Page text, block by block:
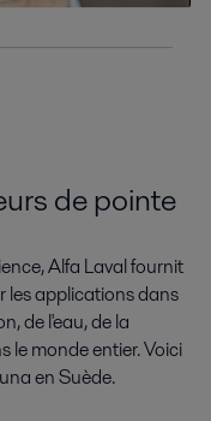
de pointe
Alfa Laval fournit
les applications dans
de l'eau, de la
le monde entier. Voici
en Suède.